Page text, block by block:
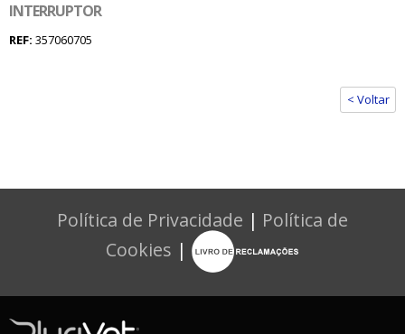
INTERRUPTOR
REF: 357060705
< Voltar
Política de Privacidade | Política de
Cookies |